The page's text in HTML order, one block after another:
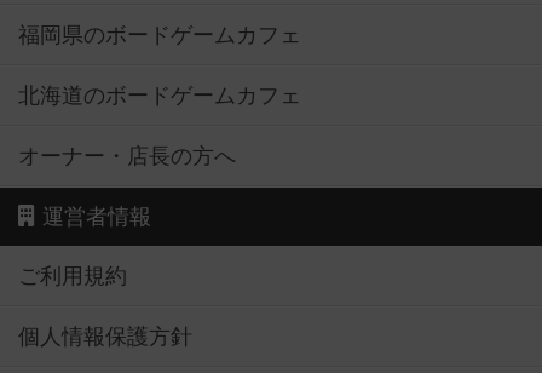
福岡県のボードゲームカフェ
北海道のボードゲームカフェ
オーナー・店長の方へ
運営者情報
ご利用規約
個人情報保護方針